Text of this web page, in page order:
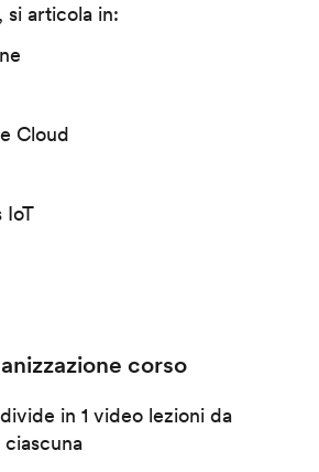
si articola in:
Cloud
IoT
corso
in 1 video lezioni da